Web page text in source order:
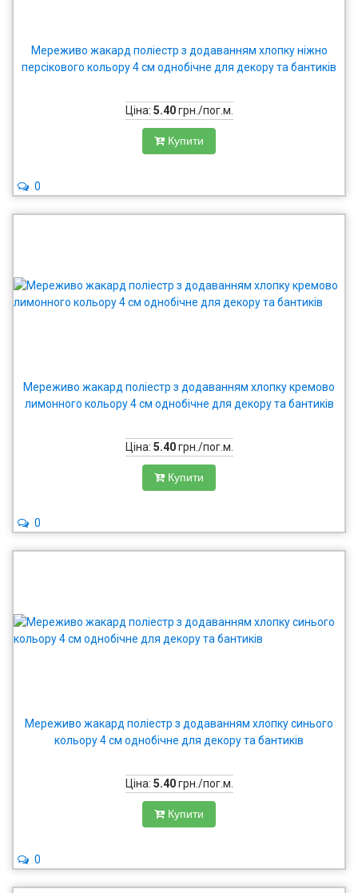
Мереживо жакард поліестр з додаванням хлопку ніжно
персікового кольору 4 см однобічне для декору та бантиків
Ціна: 5.40грн./пог.м.
Купити
0
Мереживо жакард поліестр з додаванням хлопку кремово
лимонного кольору 4 см однобічне для декору та бантиків
Ціна: 5.40грн./пог.м.
Купити
0
Мереживо жакард поліестр з додаванням хлопку синього
кольору 4 см однобічне для декору та бантиків
Ціна: 5.40грн./пог.м.
Купити
0